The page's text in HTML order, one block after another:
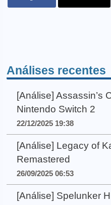
Análises recentes
[Análise] Assassin’s
Nintendo Switch 2
22/12/2025 19:38
[Análise] Legacy of
Remastered
26/09/2025 06:53
[Análise] Spelunker